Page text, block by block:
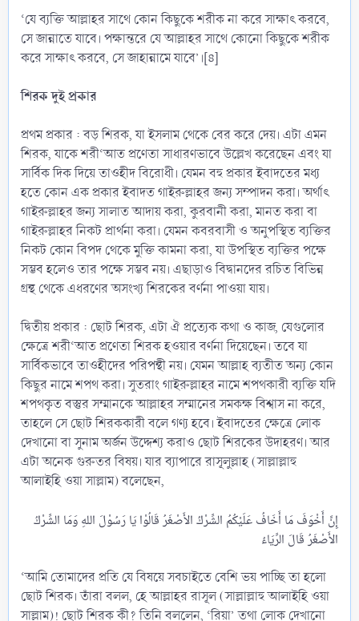
‘যে ব্যক্তি আল্লাহর সাথে কোন কিছুকে শরীক না করে সাক্ষাৎ করবে,
সে জান্নাতে যাবে। পক্ষান্তরে যে আল্লাহর সাথে কোনো কিছুকে শরীক
করে সাক্ষাৎ করবে, সে জাহান্নামে যাবে’।[৪]
শিরক দুই প্রকার
প্রথম প্রকার : বড় শিরক, যা ইসলাম থেকে বের করে দেয়। এটা এমন
শিরক, যাকে শরী‘আত প্রণেতা সাধারণভাবে উল্লেখ করেছেন এবং যা
সার্বিক দিক দিয়ে তাওহীদ বিরোধী। যেমন বহু প্রকার ইবাদতের মধ্য
হতে কোন এক প্রকার ইবাদত গাইরুল্লাহর জন্য সম্পাদন করা। অর্থাৎ
গাইরুল্লাহর জন্য সালাত আদায় করা, কুরবানী করা, মানত করা বা
গাইরুল্লাহর নিকট প্রার্থনা করা। যেমন কবরবাসী ও অনুপস্থিত ব্যক্তির
নিকট কোন বিপদ থেকে মুক্তি কামনা করা, যা উপস্থিত ব্যক্তির পক্ষে
সম্ভব হলেও তার পক্ষে সম্ভব নয়। এছাড়াও বিদ্বানদের রচিত বিভিন্ন
গ্রন্থ থেকে এধরণের অসংখ্য শিরকের বর্ণনা পাওয়া যায়।
দ্বিতীয় প্রকার : ছোট শিরক, এটা ঐ প্রত্যেক কথা ও কাজ, যেগুলোর
ক্ষেত্রে শরী‘আত প্রণেতা শিরক হওয়ার বর্ণনা দিয়েছেন। তবে যা
সার্বিকভাবে তাওহীদের পরিপন্থী নয়। যেমন আল্লাহ ব্যতীত অন্য কোন
কিছুর নামে শপথ করা। সুতরাং গাইরুল্লাহর নামে শপথকারী ব্যক্তি যদি
শপথকৃত বস্তুর সম্মানকে আল্লাহর সম্মানের সমকক্ষ বিশ্বাস না করে,
তাহলে সে ছোট শিরককারী বলে গণ্য হবে। ইবাদতের ক্ষেত্রে লোক
দেখানো বা সুনাম অর্জন উদ্দেশ্য করাও ছোট শিরকের উদাহরণ। আর
এটা অনেক গুরুতর বিষয়। যার ব্যাপারে রাসূলুল্লাহ (সাল্লাল্লাহু
আলাইহি ওয়া সাল্লাম) বলেছেন,
إِنَّ أَخْوَفَ مَا أَخَافُ عَلَيْكُمُ الشِّرْكُ الأَصْغَرُ قَالُوْا يَا رَسُوْلَ اللهِ وَمَا الشِّرْكُ
‘আমি তোমাদের প্রতি যে বিষয়ে সবচাইতে বেশি ভয় পাচ্ছি তা হলো
ছোট শিরক। তাঁরা বলল, হে আল্লাহর রাসূল (সাল্লাল্লাহু আলাইহি ওয়া
সাল্লাম)! ছোট শিরক কী? তিনি বললেন, ‘রিয়া’ তথা লোক দেখানো